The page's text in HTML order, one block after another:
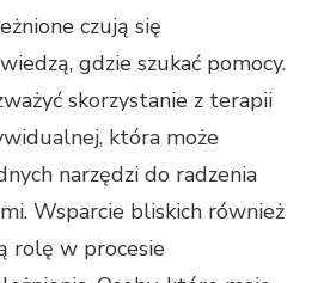
czują się
gdzie szukać pomocy.
skorzystanie z terapii
która może
narzędzi do radzenia
Wsparcie bliskich również
rolę w procesie